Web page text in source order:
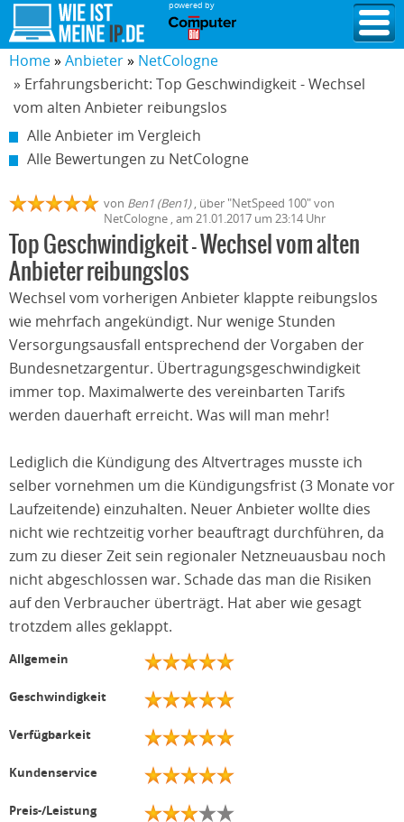
powered by
Home Anbieter
NetCologne
» Erfahrungsbericht: Top Geschwindigkeit - Wechsel
vom alten Anbieter reibungslos
Alle Anbieter im Vergleich
Alle Bewertungen zu NetCologne
von Ben1 (Ben1), über "NetSpeed 100" von
NetCologne , am 21.01.2017 um 23:14 Uhr
Top Geschwindigkeit - Wechsel vom alten
Anbieter reibungslos
Wechsel vom vorherigen Anbieter klappte reibungslos
wie mehrfach angekündigt. Nur wenige Stunden
Versorgungsausfall entsprechend der Vorgaben der
Bundesnetzargentur. Übertragungsgeschwindigkeit
immer top. Maximalwerte des vereinbarten Tarifs
werden dauerhaft erreicht. Was will man mehr!
Lediglich die Kündigung des Altvertrages musste ich
selber vornehmen um die Kündigungsfrist (3 Monate vor
Laufzeitende) einzuhalten. Neuer Anbieter wollte dies
nicht wie rechtzeitig vorher beauftragt durchführen, da
zum zu dieser Zeit sein regionaler Netzneuausbau noch
nicht abgeschlossen war. Schade das man die Risiken
auf den Verbraucher überträgt. Hat aber wie gesagt
trotzdem alles geklappt.
Allgemein
Geschwindigkeit
Verfügbarkeit
Kundenservice
Preis-/Leistung